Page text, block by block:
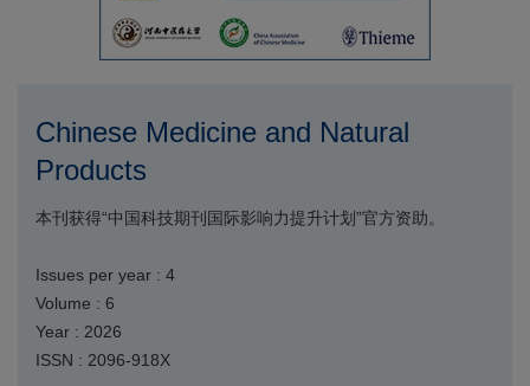
Chinese Medicine and Natural
Products
本刊获得“中国科技期刊国际影响力提升计划”官方资助。
Issues per year : 4
Volume : 6
Year : 2026
ISSN : 2096-918X